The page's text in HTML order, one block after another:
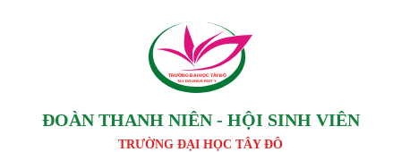
TRƯỜNG ĐẠI HỌC TÂY ĐÔ
TAY DO UNIVERSIT Y
ĐOÀN THANH NIÊN - HỘI SINH VIÊN
TRƯỜNG ĐẠI HỌC TÂY ĐÔ